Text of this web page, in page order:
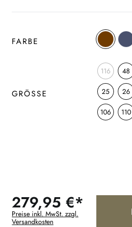
FARBE
GRÖSSE
116 48
25 26
106 110
279,95 €*
Preise inkl. MwSt. zzgl.
Versandkosten